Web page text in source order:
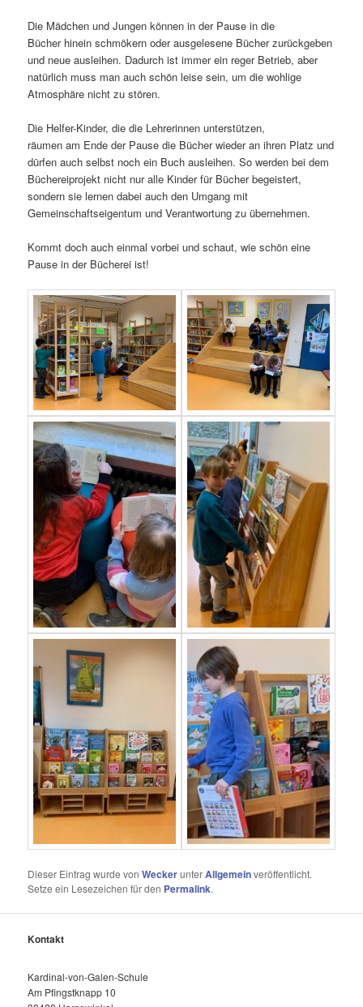
Die Mädchen und Jungen können in der Pause in die
Bücher hinein schmökern oder ausgelesene Bücher zurückgeben
und neue ausleihen. Dadurch ist immer ein reger Betrieb, aber
natürlich muss man auch schön leise sein, um die wohlige
Atmosphäre nicht zu stören.
Die Helfer-Kinder, die die Lehrerinnen unterstützen,
räumen am Ende der Pause die Bücher wieder an ihren Platz und
dürfen auch selbst noch ein Buch ausleihen. So werden bei dem
Büchereiprojekt nicht nur alle Kinder für Bücher begeistert,
sondern sie lernen dabei auch den Umgang mit
Gemeinschaftseigentum und Verantwortung zu übernehmen.
Kommt doch auch einmal vorbei und schaut, wie schön eine
Pause in der Bücherei ist!
Dieser Eintrag wurde vonWeckerunterAllgemeinveröffentlicht.
Setze ein Lesezeichen für den Permalink.
Kontakt
Kardinal-von-Galen-Schule
Am Pfingstknapp 10